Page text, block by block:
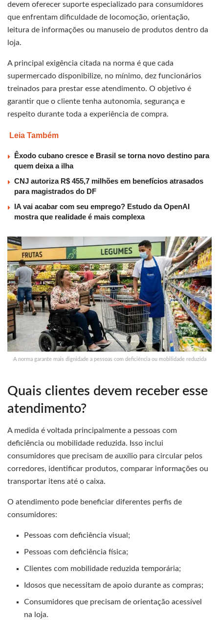
devem oferecer suporte especializado para consumidores
que enfrentam dificuldade de locomoção, orientação,
leitura de informações ou manuseio de produtos dentro da
loja.
A principal exigência citada na norma é que cada
supermercado disponibilize, no mínimo, dez funcionários
treinados para prestar esse atendimento. O objetivo é
garantir que o cliente tenha autonomia, segurança e
respeito durante toda a experiência de compra.
Leia Também
Êxodo cubano cresce e Brasil se torna novo destino para
quem deixa a ilha
CNJ autoriza R$ 455,7 milhões em benefícios atrasados
para magistrados do DF
IA vai acabar com seu emprego? Estudo da OpenAI
mostra que realidade é mais complexa
A norma garante mais dignidade a pessoas com deficiência ou mobilidade reduzida
Quais clientes devem receber esse
atendimento?
A medida é voltada principalmente a pessoas com
deficiência ou mobilidade reduzida. Isso inclui
consumidores que precisam de auxílio para circular pelos
corredores, identificar produtos, comparar informações ou
transportar itens até o caixa.
O atendimento pode beneficiar diferentes perfis de
consumidores:
Pessoas com deficiência visual;
Pessoas com deficiência física;
Clientes com mobilidade reduzida temporária;
Idosos que necessitam de apoio durante as compras;
Consumidores que precisam de orientação acessível
na loja.